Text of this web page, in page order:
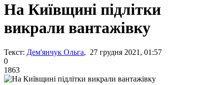
На Київщині підлітки
викрали вантажівку
Текст: Дем'янчук Ольга, 27 грудня 2021, 01:57
0
1863